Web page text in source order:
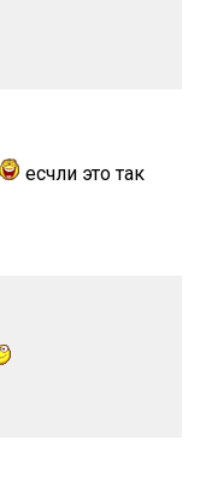
есчли это так